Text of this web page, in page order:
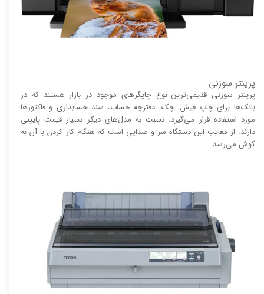
پرینتر سوزنی
پرینتر سوزنی قدیمی‌ترین نوع چاپگر‌های موجود در بازار هستند که در
بانک‌ها برای چاپ فیش، چک، دفترچه حساب، سند حسابداری و فاکتور‌ها
مورد استفاده قرار می‌گیرد. نسبت به مدل‌های دیگر بسیار قیمت پایینی
دارند. از معایب این دستگاه سر و صدایی است که هنگام کار کردن با آن به
گوش می‌رسد.